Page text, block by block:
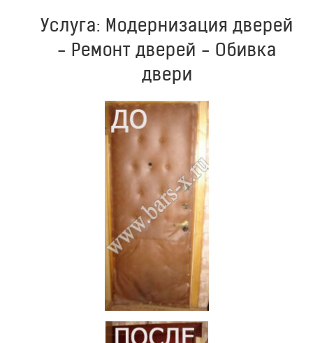
Услуга: Модернизация дверей
- Ремонт дверей - Обивка
двери